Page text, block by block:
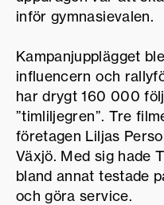
inför gymnasievalen.
Kampanjupplägget
influencern och
har drygt 160 000
”timliljegren”. Tre
företagen Liljas
Växjö. Med sig hade
bland annat testade
och göra service.